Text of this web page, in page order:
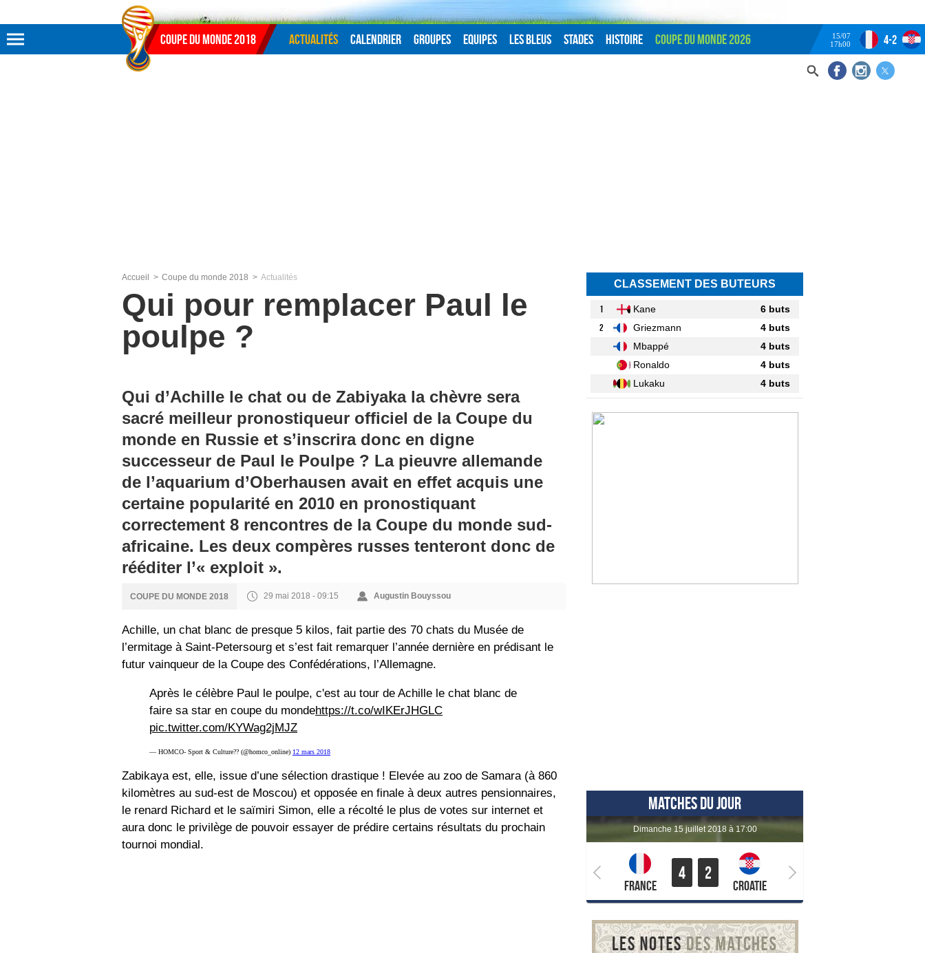
Aller au menu
Coupe du monde 2018 Actualités Calendrier Groupes Equipes Les Bleus Stades Histoire Coupe du monde 2026
15/07
17h00
4-2
Accueil Coupe du monde 2018 Actualités
Qui pour remplacer Paul le
poulpe ?
Qui d’Achille le chat ou de Zabiyaka la chèvre sera
sacré meilleur pronostiqueur officiel de la Coupe du
monde en Russie et s’inscrira donc en digne
successeur de Paul le Poulpe ? La pieuvre allemande
de l’aquarium d’Oberhausen avait en effet acquis une
certaine popularité en 2010 en pronostiquant
correctement 8 rencontres de la Coupe du monde sud-
africaine. Les deux compères russes tenteront donc de
rééditer l’« exploit ».
COUPE DU MONDE 2018 29 mai 2018 - 09:15 Augustin Bouyssou
Achille, un chat blanc de presque 5 kilos, fait partie des 70 chats du Musée de
l’ermitage à Saint-Petersourg et s’est fait remarquer l’année dernière en prédisant le
futur vainqueur de la Coupe des Confédérations, l’Allemagne.
Après le célèbre Paul le poulpe, c'est au tour de Achille le chat blanc de
faire sa star en coupe du mondehttps://t.co/wIKErJHGLC
pic.twitter.com/KYWag2jMJZ
— HOMCO- Sport & Culture?? (@homco_online) 12 mars 2018
Zabikaya est, elle, issue d’une sélection drastique ! Elevée au zoo de Samara (à 860
kilomètres au sud-est de Moscou) et opposée en finale à deux autres pensionnaires,
le renard Richard et le saïmiri Simon, elle a récolté le plus de votes sur internet et
aura donc le privilège de pouvoir essayer de prédire certains résultats du prochain
tournoi mondial.
CLASSEMENT DES BUTEURS
1 Kane
6 buts
2
Griezmann
4 buts
Mbappé
4 buts
Ronaldo
4 buts
Lukaku
4 buts
MATCHES DU JOUR
dimanche 15 juillet 2018 à 17:00
France
4 2
Croatie